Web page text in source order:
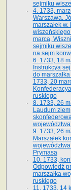
sejmiku
4. 1733,
Warszawa.
marszałek
marca,
sejmiku
na sejm
6. 1733, 18
Instrukcya
do
1733, 20
ruskiego
8. 1733, 26
Laudum ziem
9. 1733, 26
Marszałek
Prymasa
10. 1733,
Odpowiedź
marszałka
ruskiego
11. 1733, 14